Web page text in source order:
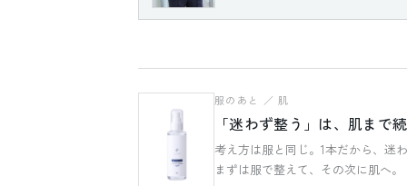
服のあと ／ 肌
「迷わず整う」は、肌まで続
考え方は服と同じ。1本だから、迷わ
まずは服で整えて、その次に肌へ。